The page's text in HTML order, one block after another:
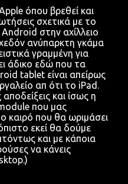
όπου βρεθεί και
σχετικά με το
στην αχίλλειο
ανύπαρκτη γκάμα
γραμμένη για
άδικο εδώ που τα
tablet είναι απείρως
απ ότι το iPad.
και ίσως η
που μας
καιρό που θα ωριμάσει
εκεί θα δούμε
και με κάποια
να κάνεις